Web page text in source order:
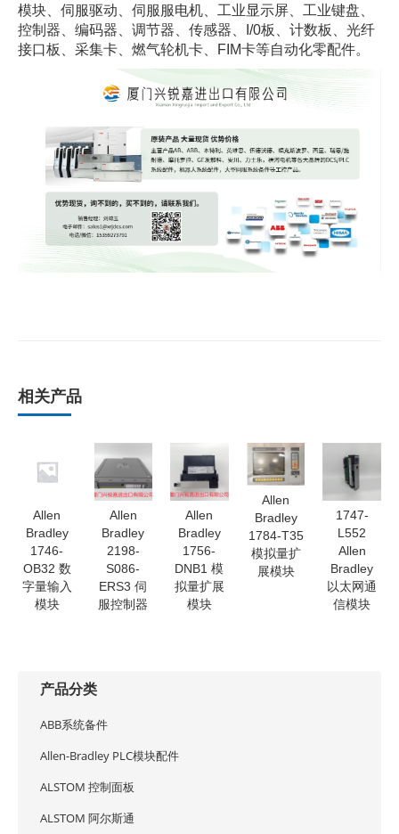
模块、伺服驱动、伺服服电机、工业显示屏、工业键盘、
控制器、编码器、调节器、传感器、I/0板、计数板、光纤
接口板、采集卡、燃气轮机卡、FIM卡等自动化零配件。
相关产品
Allen
Bradley
1746-
OB32 数
字量输入
模块
Allen
Bradley
2198-
S086-
ERS3 伺
服控制器
Allen
Bradley
1756-
DNB1 模
拟量扩展
模块
Allen
Bradley
1784-T35
模拟量扩
展模块
1747-
L552
Allen
Bradley
以太网通
信模块
产品分类
ABB系统备件
Allen-Bradley PLC模块配件
ALSTOM 控制面板
ALSTOM 阿尔斯通